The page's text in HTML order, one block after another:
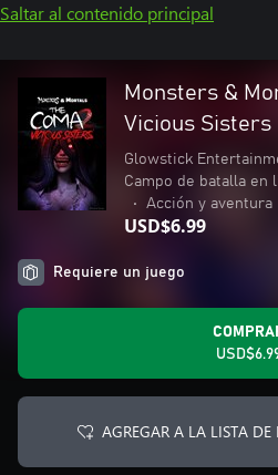
Saltar al contenido principal
Monsters &
Vicious Sisters
Glowstick
Campo de batalla en
•
Acción y aventura
USD$6.99
Requiere un juego
AGREGAR A LA LISTA DE